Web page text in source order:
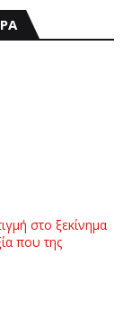
στο ξεκίνημα
που της